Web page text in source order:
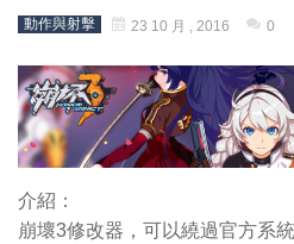
動作與射擊 23 10 月 , 2016 0
介紹：
崩壞3修改器，可以繞過官方系